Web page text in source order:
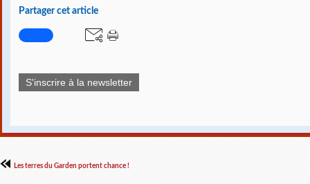
Partager cet article
S'inscrire à la newsletter
Les terres du Garden portent chance !